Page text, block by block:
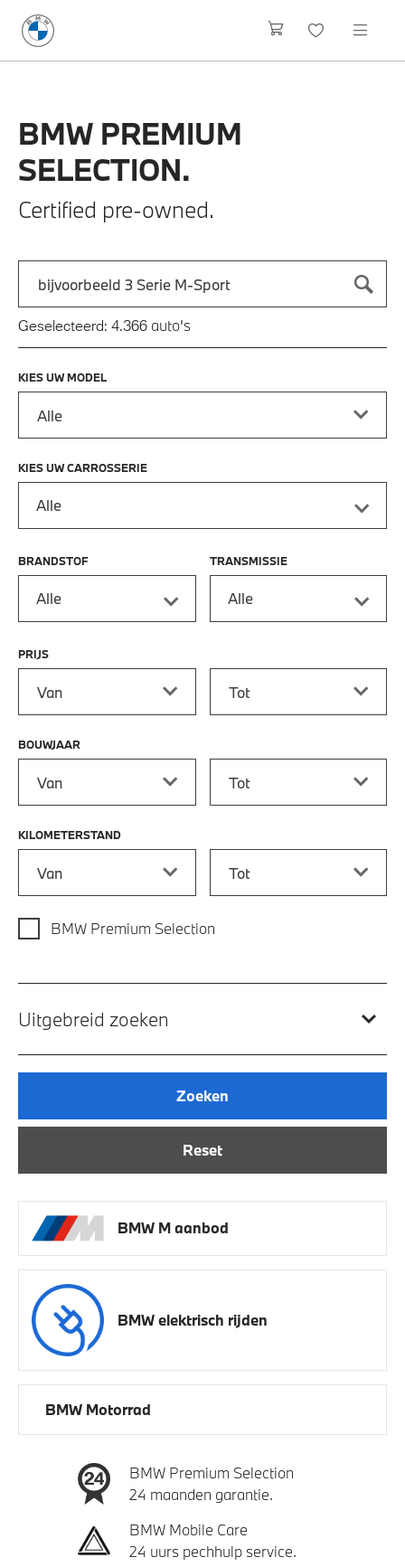
BMW PREMIUM
SELECTION.
Certified pre-owned.
Zoek naar een automodel, bijvoorbeeld 3 Serie M-Sport
Typ een automodel in en druk op enter om te zoeken
Geselecteerd: 4.366 auto's
KIES UW MODEL
KIES UW CARROSSERIE
Alle
BRANDSTOF
Alle
TRANSMISSIE
Alle
PRIJS
BOUWJAAR
KILOMETERSTAND
BMW Premium Selection
Uitgebreid zoeken
Reset
Zoeken
BMW M aanbod
BMW elektrisch rijden
BMW Motorrad
BMW Premium Selection
24 maanden garantie.
BMW Mobile Care
24 uurs pechhulp service.